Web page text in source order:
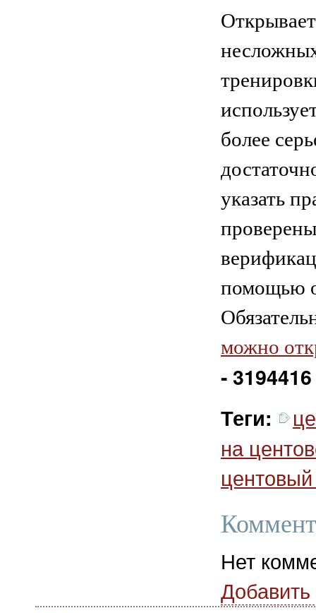
более
указать
помощью
можно
- 3194416
Теги:
на
Нет